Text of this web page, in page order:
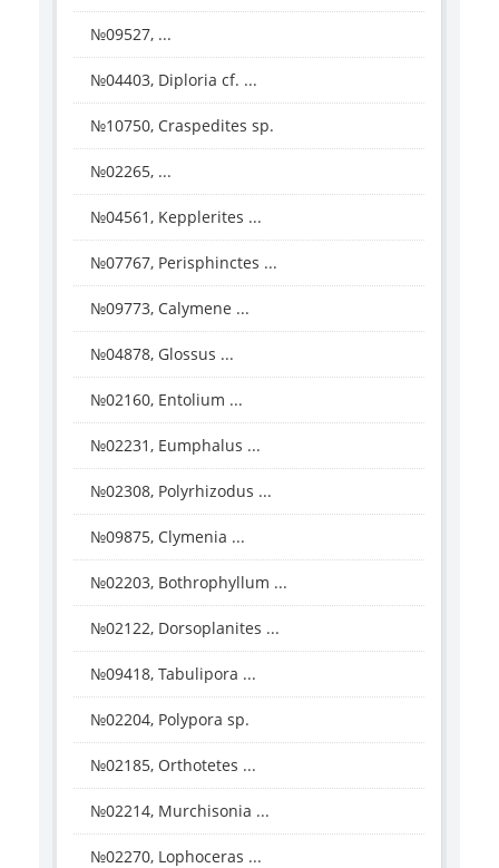
№09527, ...
№04403, Diploria cf. ...
№10750, Craspedites sp.
№02265, ...
№04561, Kepplerites ...
№07767, Perisphinctes ...
№09773, Calymene ...
№04878, Glossus ...
№02160, Entolium ...
№02231, Eumphalus ...
№02308, Polyrhizodus ...
№09875, Clymenia ...
№02203, Bothrophyllum ...
№02122, Dorsoplanites ...
№09418, Tabulipora ...
№02204, Polypora sp.
№02185, Orthotetes ...
№02214, Murchisonia ...
№02270, Lophoceras ...